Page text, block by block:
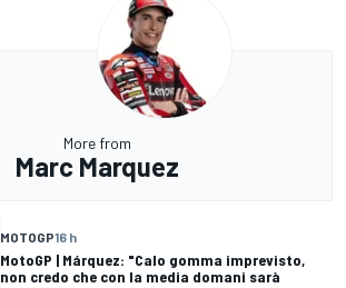
More from
Marc Marquez
MOTOGP16 h
MotoGP | Márquez: "Calo gomma imprevisto,
non credo che con la media domani sarà